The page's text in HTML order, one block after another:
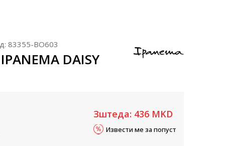
83355-BO603
DAISY
Зштеда: 436 MKD
Извести ме за попуст